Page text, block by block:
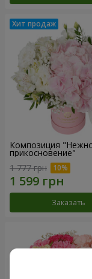
Композиция
прикосновение"
1 777 грн
Заказать